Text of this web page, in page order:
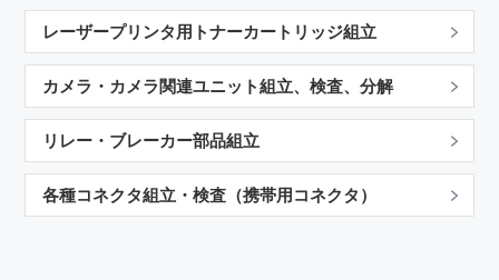
お問合わせ Language
トピックス
プライバシーポリシー
レーザープリンタ用トナーカートリッジ組立
カメラ・カメラ関連ユニット組立、検査、分解
リレー・ブレーカー部品組立
各種コネクタ組立・検査（携帯用コネクタ）